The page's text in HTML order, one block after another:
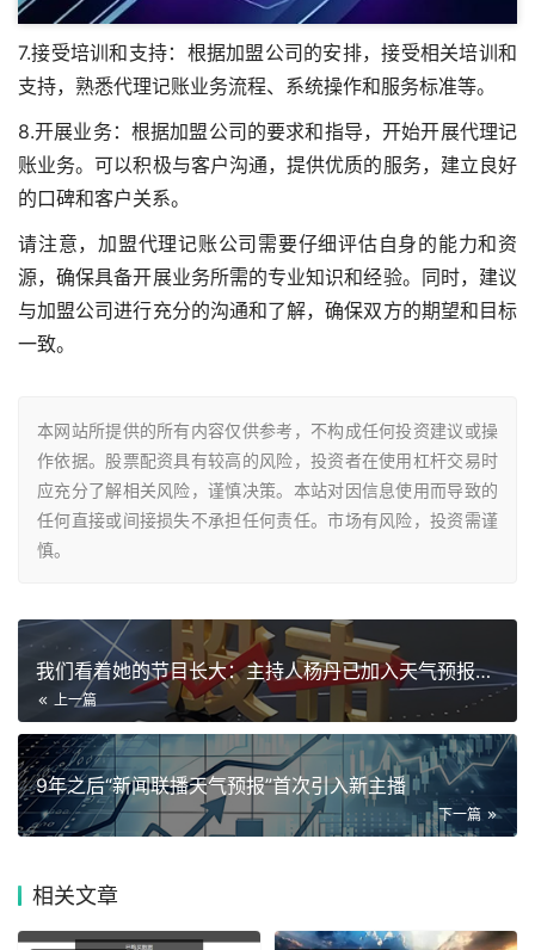
7.接受培训和支持：根据加盟公司的安排，接受相关培训和
支持，熟悉代理记账业务流程、系统操作和服务标准等。
8.开展业务：根据加盟公司的要求和指导，开始开展代理记
账业务。可以积极与客户沟通，提供优质的服务，建立良好
的口碑和客户关系。
请注意，加盟代理记账公司需要仔细评估自身的能力和资
源，确保具备开展业务所需的专业知识和经验。同时，建议
与加盟公司进行充分的沟通和了解，确保双方的期望和目标
一致。
本网站所提供的所有内容仅供参考，不构成任何投资建议或操
作依据。股票配资具有较高的风险，投资者在使用杠杆交易时
应充分了解相关风险，谨慎决策。本站对因信息使用而导致的
任何直接或间接损失不承担任何责任。市场有风险，投资需谨
慎。
我们看着她的节目长大：主持人杨丹已加入天气预报23年
上一篇
9年之后“新闻联播天气预报”首次引入新主播
下一篇
相关文章